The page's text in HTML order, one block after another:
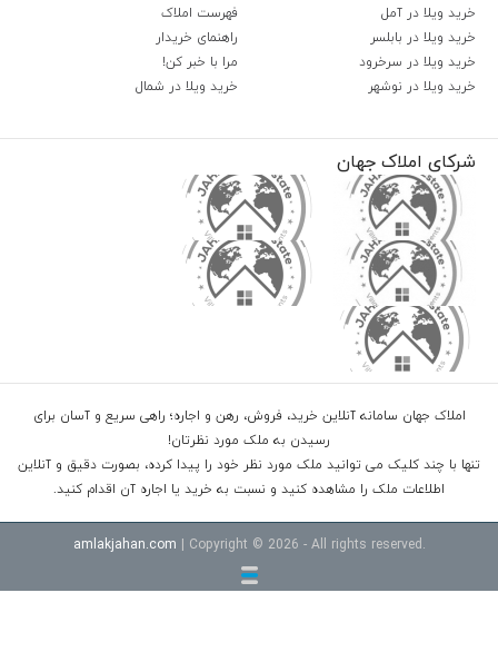
خرید ویلا در آمل
خرید ویلا در بابلسر
خرید ویلا در سرخرود
خرید ویلا در نوشهر
فهرست املاک
راهنمای خریدار
مرا با خبر کن!
خرید ویلا در شمال
شرکای املاک جهان
املاک جهان سامانه آنلاین خرید، فروش، رهن و اجاره؛ راهی سریع و آسان برای
رسیدن به ملک مورد نظرتان!
تنها با چند کلیک می توانید ملک مورد نظر خود را پیدا کرده، بصورت دقیق و آنلاین
اطلاعات ملک را مشاهده کنید و نسبت به خرید یا اجاره آن اقدام کنید.
amlakjahan.com | Copyright © 2026 - All rights reserved.